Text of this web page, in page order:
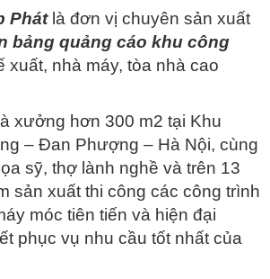
Phátlà đơn vị chuyên sản xuất
bảng quảng cáo khu công
xuất, nhà máy, tòa nhà cao
xưởng hơn 300 m2 tại Khu
– Đan Phượng – Hà Nội, cùng
sỹ, thợ lành nghề và trên 13
sản xuất thi công các công trình
móc tiên tiến và hiện đại
phục vụ nhu cầu tốt nhất của